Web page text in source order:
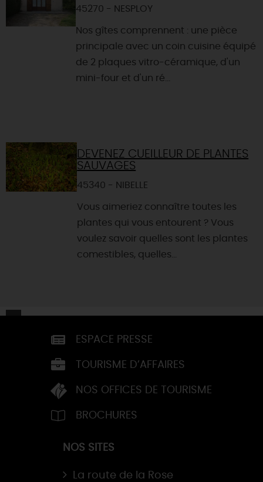
45270 - NESPLOY
Nos gîtes comprennent : une pièce
principale avec un coin cuisine équipé
de 2 plaques vitro-céramique, d'un
mini-four et d'un ré...
DEVENEZ CUEILLEUR DE PLANTES
SAUVAGES
45340 - NIBELLE
Vous aimeriez connaître toutes les
plantes qui vous entourent ? Vous
voulez savoir quelles sont les plantes
comestibles, quelles...
ESPACE PRESSE
TOURISME D’AFFAIRES
NOS OFFICES DE TOURISME
BROCHURES
NOS SITES
La route de la Rose